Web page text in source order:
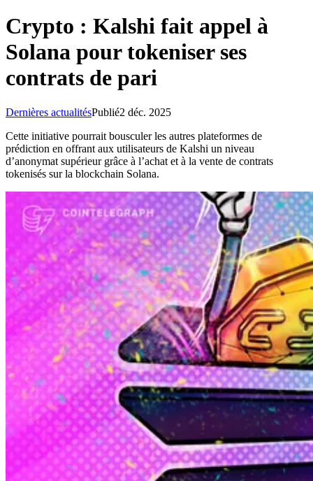
Crypto : Kalshi fait appel à
Solana pour tokeniser ses
contrats de pari
Dernières actualitésPublié2 déc. 2025
Cette initiative pourrait bousculer les autres plateformes de
prédiction en offrant aux utilisateurs de Kalshi un niveau
d’anonymat supérieur grâce à l’achat et à la vente de contrats
tokenisés sur la blockchain Solana.